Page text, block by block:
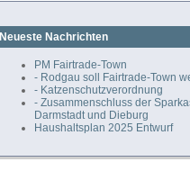
Neueste Nachrichten
PM Fairtrade-Town
- Rodgau soll Fairtrade-Town
- Katzenschutzverordnung
- Zusammenschluss der
Darmstadt und Dieburg
Haushaltsplan 2025 Entwurf